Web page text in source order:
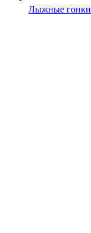
Лыжные гонки